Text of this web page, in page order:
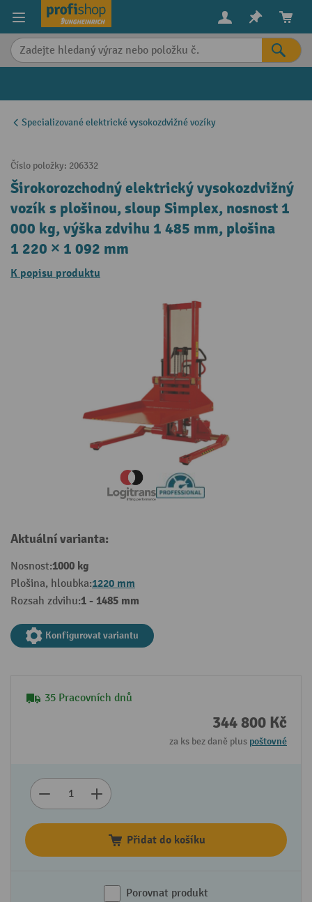
content
Specializované elektrické vysokozdvižné vozíky
Číslo položky: 206332
Širokorozchodný elektrický vysokozdvižný
vozík s plošinou, sloup Simplex, nosnost 1
000 kg, výška zdvihu 1 485 mm, plošina
1 220 × 1 092 mm
K popisu produktu
Aktuální varianta:
Nosnost:1000 kg
Plošina, hloubka:1220 mm
Rozsah zdvihu:1 - 1485 mm
Konfigurovat variantu
35 Pracovních dnů
344 800 Kč
za ks bez daně plus poštovné
Přidat do košíku
Porovnat produkt